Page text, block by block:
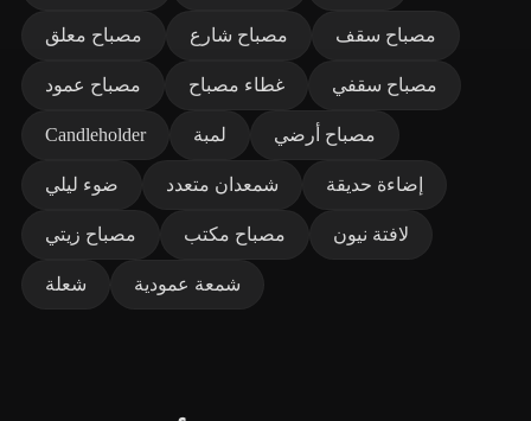
مصباح معلق مصباح شارع مصباح سقف
مصباح عمود غطاء مصباح مصباح سقفي
Candleholder لمبة مصباح أرضي
ضوء ليلي شمعدان متعدد إضاءة حديقة
مصباح زيتي مصباح مكتب لافتة نيون
شعلة شمعة عمودية